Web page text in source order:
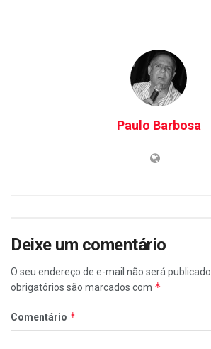
Paulo Barbosa
Deixe um comentário
O seu endereço de e-mail não será publicado.
obrigatórios são marcados com *
Comentário *